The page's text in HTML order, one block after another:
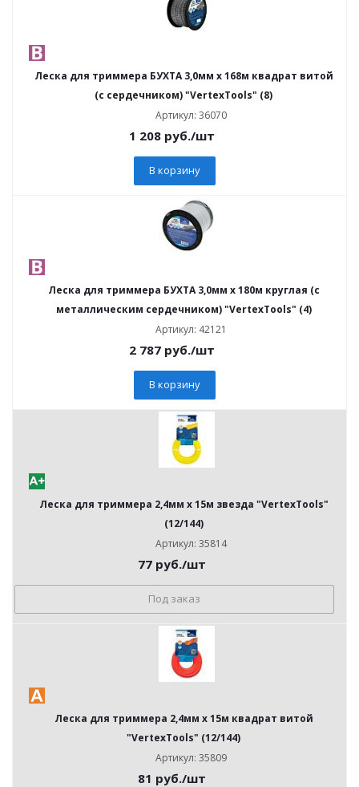
Леска для триммера БУХТА 3,0мм х 168м квадрат витой
(с сердечником) "VertexTools" (8)
Артикул: 36070
1 208руб./шт
В корзину
Леска для триммера БУХТА 3,0мм х 180м круглая (с
металлическим сердечником) "VertexTools" (4)
Артикул: 42121
2 787руб./шт
В корзину
Леска для триммера 2,4мм х 15м звезда "VertexTools"
(12/144)
Артикул: 35814
77руб./шт
Под заказ
Леска для триммера 2,4мм х 15м квадрат витой
"VertexTools" (12/144)
Артикул: 35809
81 руб./шт